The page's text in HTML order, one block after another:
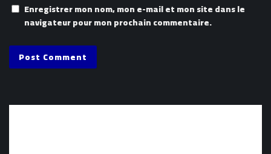
Enregistrer mon nom, mon e-mail et mon site dans le
navigateur pour mon prochain commentaire.